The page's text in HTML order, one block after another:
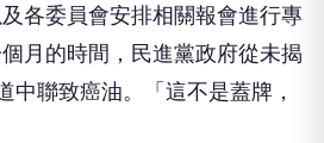
各委員會安排相關報會進行專
月的時間，民進黨政府從未揭
中聯致癌油。「這不是蓋牌，